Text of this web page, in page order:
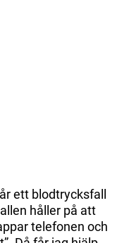
ett blodtrycksfall
håller på att
telefonen och